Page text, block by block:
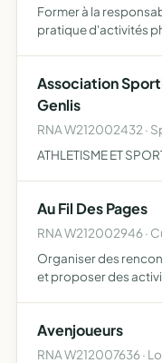
Former à la
pratique d'activités
Association
Genlis
RNA W212002432 ·
ATHLETISME ET
Au Fil Des Pages
RNA W212002946 ·
Organiser des
et proposer des
Avenjoueurs
RNA W212007636 ·